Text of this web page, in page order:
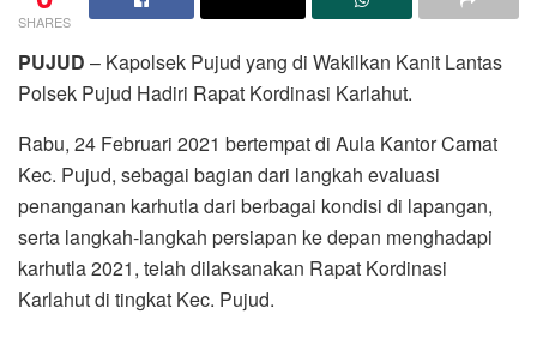
SHARES
PUJUD – Kapolsek Pujud yang di Wakilkan Kanit Lantas
Polsek Pujud Hadiri Rapat Kordinasi Karlahut.
Rabu, 24 Februari 2021 bertempat di Aula Kantor Camat
Kec. Pujud, sebagai bagian dari langkah evaluasi
penanganan karhutla dari berbagai kondisi di lapangan,
serta langkah-langkah persiapan ke depan menghadapi
karhutla 2021, telah dilaksanakan Rapat Kordinasi
Karlahut di tingkat Kec. Pujud.